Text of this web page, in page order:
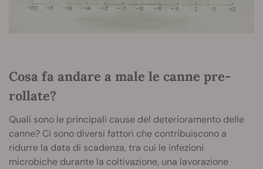
Cosa fa andare a male le canne pre-
rollate?
Quali sono le principali cause del deterioramento delle
canne? Ci sono diversi fattori che contribuiscono a
ridurre la data di scadenza, tra cui le infezioni
microbiche durante la coltivazione, una lavorazione